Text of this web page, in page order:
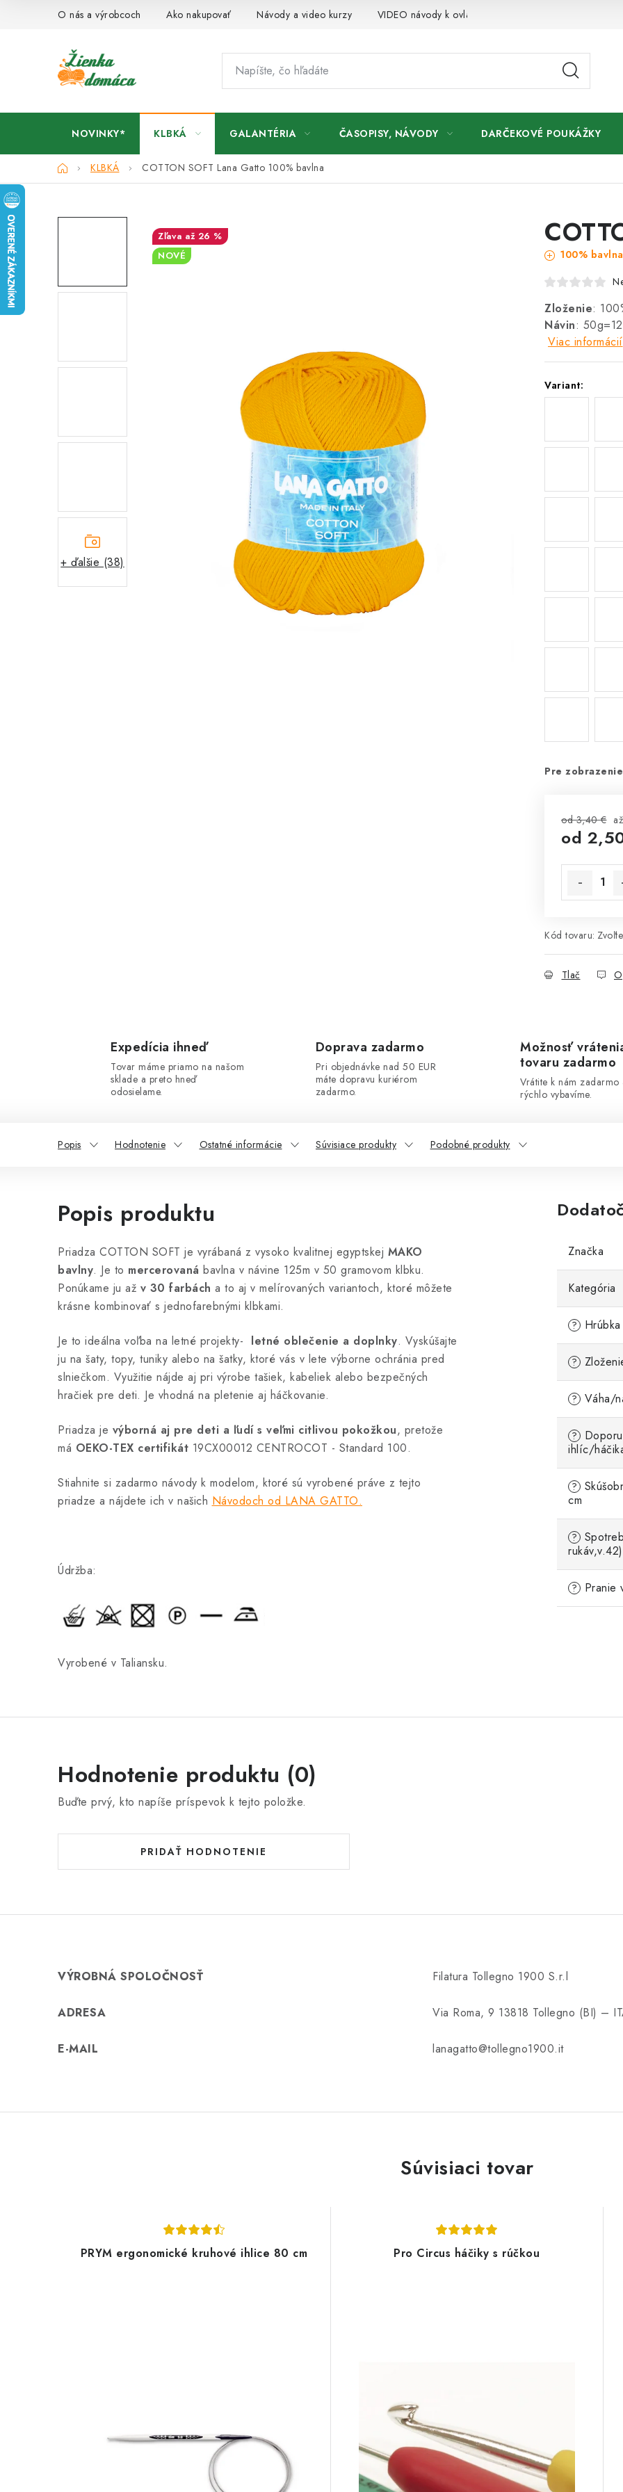
O nás a výrobcoch Ako nakupovať Návody a video kurzy VIDEO návody k ovládaniu e-shopu
NOVINKY* KLBKÁ GALANTÉRIA ČASOPISY, NÁVODY DARČEKOVÉ POUKÁŽKY
DomovKLBKÁ COTTON SOFT Lana Gatto 100% bavlna
+ ďalšie (38)
100% bavlna
Zloženie:
Návin:
Viac informácií
Variant:
Pre
od 3,40 €
od
Kód tovaru:
Tlač
až 26 %
NOVÉ
Expedícia ihneď
Tovar máme priamo na našom
sklade a preto hneď
odosielame.
Doprava zadarmo
Pri objednávke nad 50 EUR
máte dopravu kuriérom
zadarmo.
Možnosť
tovaru zadarmo
Vrátite k nám zadarmo
rýchlo vybavíme.
Popis Hodnotenie Ostatné informácie Súvisiace produkty Podobné produkty
Popis produktu
Priadza COTTON SOFT je vyrábaná z vysoko kvalitnej egyptskej MAKO
bavlny. Je to mercerovaná bavlna v návine 125m v 50 gramovom klbku.
Ponúkame ju až v 30 farbách a to aj v melírovaných variantoch, ktoré môžete
krásne kombinovať s jednofarebnými klbkami.
Je to ideálna voľba na letné projekty- letné oblečenie a doplnky. Vyskúšajte
ju na šaty, topy, tuniky alebo na šatky, ktoré vás v lete výborne ochránia pred
slniečkom. Využitie nájde aj pri výrobe tašiek, kabeliek alebo bezpečných
hračiek pre deti. Je vhodná na pletenie aj háčkovanie.
Priadza je výborná aj pre deti a ľudí s veľmi citlivou pokožkou, pretože
má OEKO-TEX certifikát 19CX00012 CENTROCOT - Standard 100.
Stiahnite si zadarmo návody k modelom, ktoré sú vyrobené práve z tejto
priadze a nájdete ich v našich Návodoch od LANA GATTO.
Údržba:
Vyrobené v Taliansku.
Značka
Kategória
?
?
? Váha/
?
ihlíc/
?
cm
?
rukáv,v.42)
? Pranie
Hodnotenie produktu (0)
Buďte prvý, kto napíše príspevok k tejto položke.
PRIDAŤ HODNOTENIE
VÝROBNÁ SPOLOČNOSŤ Filatura Tollegno 1900 S.r.l
ADRESA Via Roma, 9 13818 Tollegno (BI) –
E-MAIL lanagatto@tollegno1900.it
Súvisiaci tovar
PRYM ergonomické kruhové ihlice 80 cm Pro Circus háčiky s rúčkou